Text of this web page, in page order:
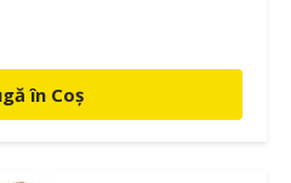
în Coș